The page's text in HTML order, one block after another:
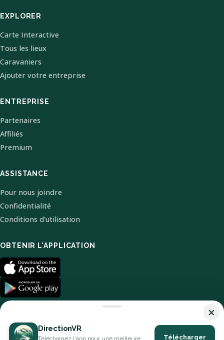
EXPLORER
Carte Interactive
Tous les lieux
Caravaniers
Ajouter votre entreprise
ENTREPRISE
Partenaires
Affiliés
Premium
ASSISTANCE
Pour nous joindre
Confidentialité
Conditions d'utilisation
OBTENIR L'APPLICATION
×
DirectionVR
Téléchargez l'app pour une meilleure Télécharger